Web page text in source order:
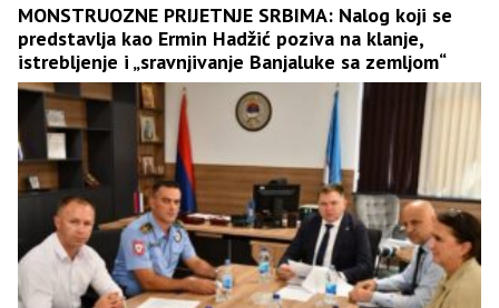
MONSTRUOZNE PRIJETNJE SRBIMA: Nalog koji se
predstavlja kao Ermin Hadžić poziva na klanje,
istrebljenje i „sravnjivanje Banjaluke sa zemljom“